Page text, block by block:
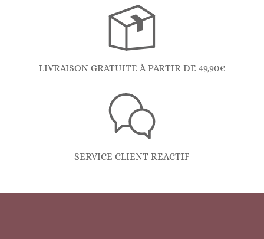
LIVRAISON GRATUITE À PARTIR DE 49,90€
SERVICE CLIENT REACTIF